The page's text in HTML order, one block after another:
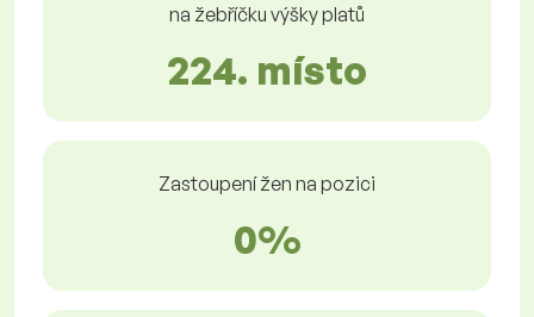
na žebříčku výšky platů
224. místo
Zastoupení žen na pozici
0%